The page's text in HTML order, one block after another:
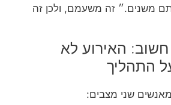
משנים.״ זה משעמם, ולכן זה
חשוב: האירוע לא
התהליך
מאנשים שני מצבים: